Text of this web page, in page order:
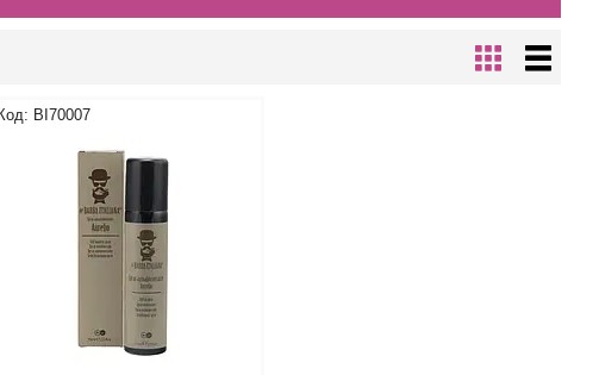
BI70007